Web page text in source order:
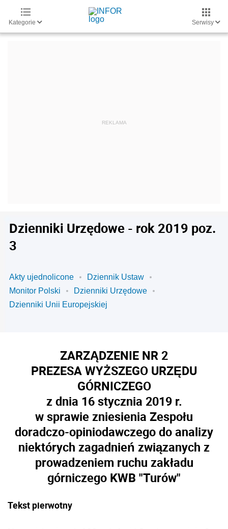
Kategorie Serwisy
Dzienniki Urzędowe - rok 2019 poz.
3
Akty ujednolicone
Dziennik Ustaw
Monitor Polski
Dzienniki Urzędowe
Dzienniki Unii Europejskiej
ZARZĄDZENIE NR 2
PREZESA WYŻSZEGO URZĘDU
GÓRNICZEGO
z dnia 16 stycznia 2019 r.
w sprawie zniesienia Zespołu
doradczo-opiniodawczego do analizy
niektórych zagadnień związanych z
prowadzeniem ruchu zakładu
górniczego KWB "Turów"
Tekst pierwotny